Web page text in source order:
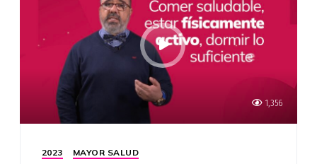
1,356
2023 MAYOR SALUD